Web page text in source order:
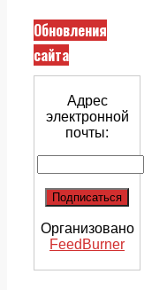
Обновления
сайта
Адрес
электронной
почты:
Организовано
FeedBurner